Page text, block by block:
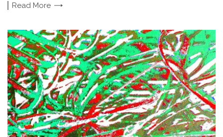
Read More